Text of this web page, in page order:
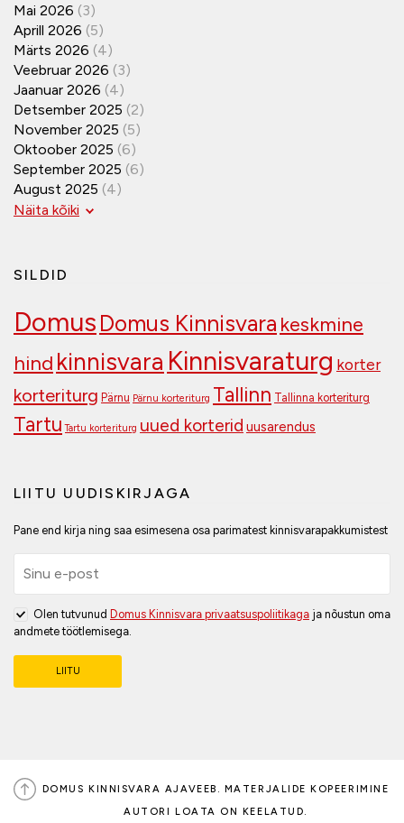
Mai 2026 (3)
Aprill 2026 (5)
Märts 2026 (4)
Veebruar 2026 (3)
Jaanuar 2026 (4)
Detsember 2025 (2)
November 2025 (5)
Oktoober 2025 (6)
September 2025 (6)
August 2025 (4)
Näita kõiki
SILDID
Domus Domus Kinnisvara keskmine
hind kinnisvara Kinnisvaraturg korter
korteriturg Pärnu Pärnu korteriturg Tallinn Tallinna korteriturg
Tartu Tartu korteriturg uued korterid uusarendus
LIITU UUDISKIRJAGA
Pane end kirja ning saa esimesena osa parimatest kinnisvarapakkumistest
Olen tutvunud Domus Kinnisvara privaatsuspoliitikaga ja nõustun oma
andmete töötlemisega.
DOMUS KINNISVARA AJAVEEB. MATERJALIDE KOPEERIMINE
AUTORI LOATA ON KEELATUD.